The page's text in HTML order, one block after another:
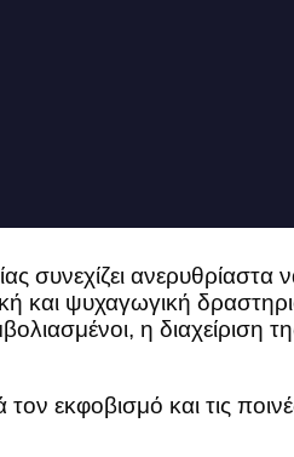
συνεχίζει ανερυθρίαστα
και ψυχαγωγική
η διαχείριση
εκφοβισμό και τις